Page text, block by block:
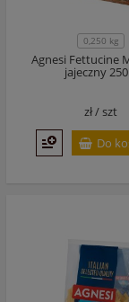
0,250 kg
Agnesi Fettucine
jajeczny
zł /szt
Do